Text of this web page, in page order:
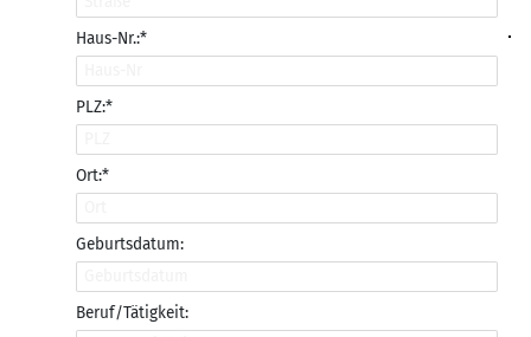
Haus-Nr.:*
PLZ:*
Ort:*
Geburtsdatum:
Beruf/Tätigkeit: